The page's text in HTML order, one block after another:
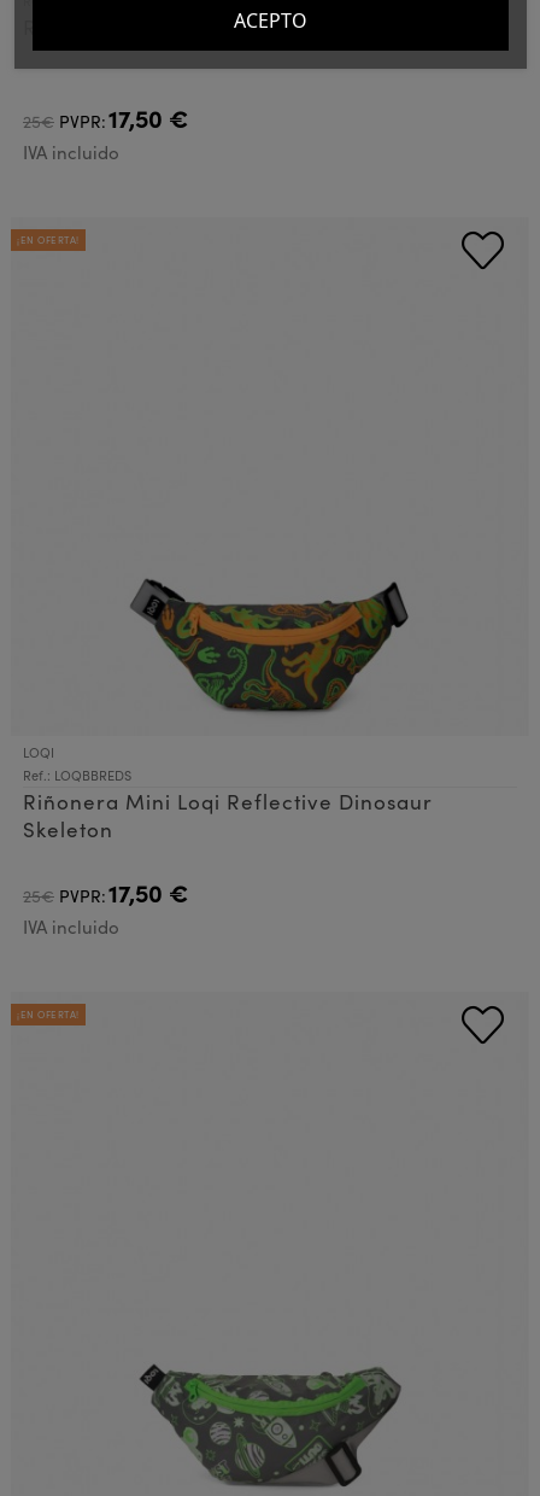
Riñonera Mini Loqi Dinosaur Roar
25€ PVPR:17,50 €
IVA incluido
¡EN OFERTA!
LOQI
Ref.: LOQBBREDS
Riñonera Mini Loqi Reflective Dinosaur
Skeleton
25€ PVPR:17,50 €
IVA incluido
¡EN OFERTA!
ACEPTO